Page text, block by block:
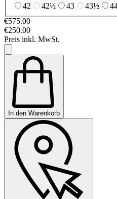
42
42½ 43 43½
€575.00
€250.00
Preis inkl. MwSt.
In den Warenkorb